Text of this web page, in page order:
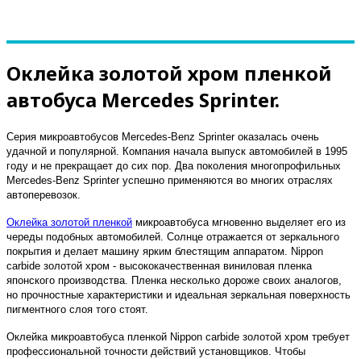
Оклейка золотой хром пленкой
автобуса Mercedes Sprinter.
Серия микроавтобусов Mercedes-Benz Sprinter оказалась очень
удачной и популярной. Компания начала выпуск автомобилей в 1995
году и не прекращает до сих пор. Два поколения многопрофильных
Mercedes-Benz Sprinter успешно применяются во многих отраслях
автоперевозок.
Оклейка золотой пленкой микроавтобуса мгновенно выделяет его из
череды подобных автомобилей. Солнце отражается от зеркального
покрытия и делает машину ярким блестящим аппаратом. Nippon
carbide золотой хром - высококачественная виниловая пленка
японского производства. Пленка несколько дороже своих аналогов,
но прочностные характеристики и идеальная зеркальная поверхность
пигментного слоя того стоят.
Оклейка микроавтобуса пленкой Nippon carbide золотой хром требует
профессиональной точности действий установщиков. Чтобы